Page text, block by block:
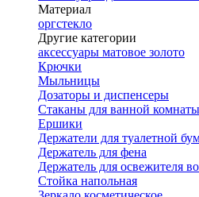
Материал
оргстекло
Другие категории
аксессуары матовое золото
Крючки
Мыльницы
Дозаторы и диспенсеры
Стаканы для ванной комнаты
Ершики
Держатели для туалетной
Держатель для фена
Держатель для освежителя
Стойка напольная